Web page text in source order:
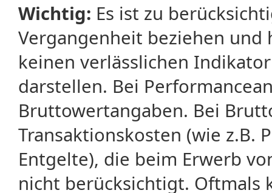
Wichtig: Es ist zu
Vergangenheit beziehen
keinen verlässlichen
darstellen. Bei
Bruttowertangaben. Bei
Transaktionskosten (wie z.B.
Entgelte), die beim Erwerb
nicht berücksichtigt. Oftmals